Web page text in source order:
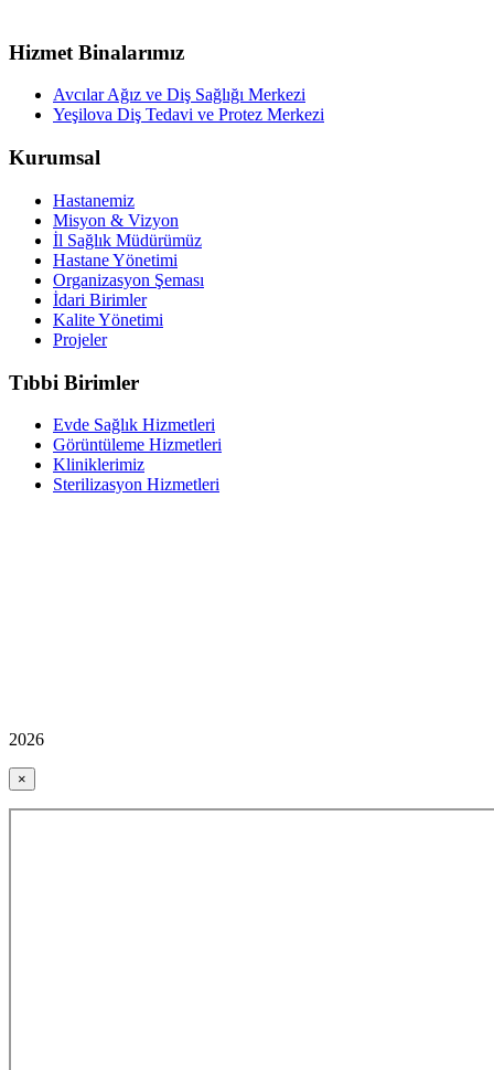
Hizmet Binalarımız
Avcılar Ağız ve Diş Sağlığı Merkezi
Yeşilova Diş Tedavi ve Protez Merkezi
Kurumsal
Hastanemiz
Misyon & Vizyon
İl Sağlık Müdürümüz
Hastane Yönetimi
Organizasyon Şeması
İdari Birimler
Kalite Yönetimi
Projeler
Tıbbi Birimler
Evde Sağlık Hizmetleri
Görüntüleme Hizmetleri
Kliniklerimiz
Sterilizasyon Hizmetleri
2026
×